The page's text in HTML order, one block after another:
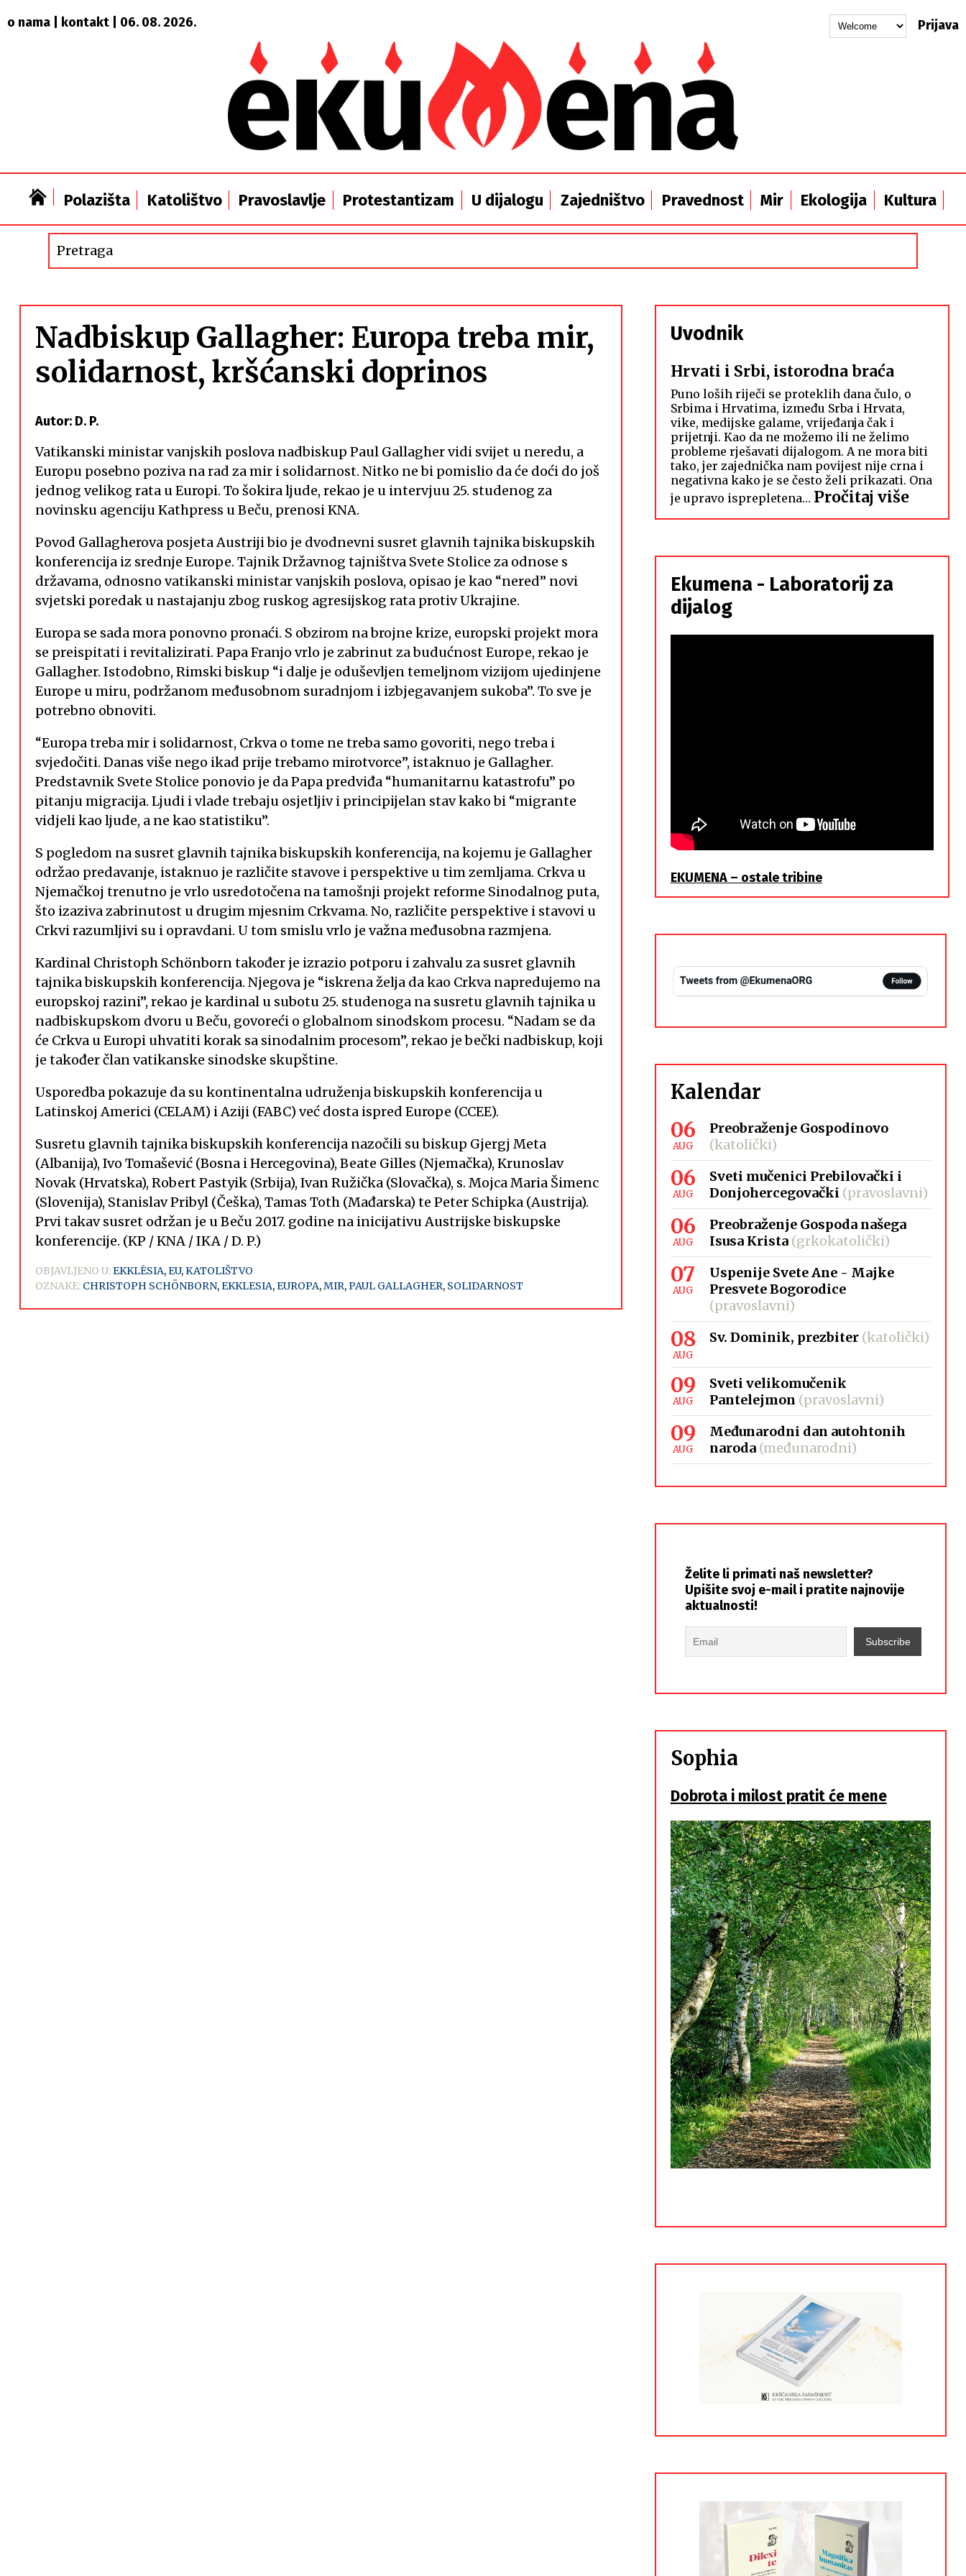
o nama kontakt | 06. 08. 2026. Prijava
Polazišta Katolištvo Pravoslavlje Protestantizam U dijalogu Zajedništvo Pravednost Mir Ekologija Kultura
Nadbiskup Gallagher: Europa treba mir,
solidarnost, kršćanski doprinos
Autor: D. P.
Vatikanski ministar vanjskih poslova nadbiskup Paul Gallagher vidi svijet u neredu, a
Europu posebno poziva na rad za mir i solidarnost. Nitko ne bi pomislio da će doći do još
jednog velikog rata u Europi. To šokira ljude, rekao je u intervjuu 25. studenog za
novinsku agenciju Kathpress u Beču, prenosi KNA.
Povod Gallagherova posjeta Austriji bio je dvodnevni susret glavnih tajnika biskupskih
konferencija iz srednje Europe. Tajnik Državnog tajništva Svete Stolice za odnose s
državama, odnosno vatikanski ministar vanjskih poslova, opisao je kao “nered” novi
svjetski poredak u nastajanju zbog ruskog agresijskog rata protiv Ukrajine.
Europa se sada mora ponovno pronaći. S obzirom na brojne krize, europski projekt mora
se preispitati i revitalizirati. Papa Franjo vrlo je zabrinut za budućnost Europe, rekao je
Gallagher. Istodobno, Rimski biskup “i dalje je oduševljen temeljnom vizijom ujedinjene
Europe u miru, podržanom međusobnom suradnjom i izbjegavanjem sukoba”. To sve je
potrebno obnoviti.
“Europa treba mir i solidarnost, Crkva o tome ne treba samo govoriti, nego treba i
svjedočiti. Danas više nego ikad prije trebamo mirotvorce”, istaknuo je Gallagher.
Predstavnik Svete Stolice ponovio je da Papa predviđa “humanitarnu katastrofu” po
pitanju migracija. Ljudi i vlade trebaju osjetljiv i principijelan stav kako bi “migrante
vidjeli kao ljude, a ne kao statistiku”.
S pogledom na susret glavnih tajnika biskupskih konferencija, na kojemu je Gallagher
održao predavanje, istaknuo je različite stavove i perspektive u tim zemljama. Crkva u
Njemačkoj trenutno je vrlo usredotočena na tamošnji projekt reforme Sinodalnog puta,
što izaziva zabrinutost u drugim mjesnim Crkvama. No, različite perspektive i stavovi u
Crkvi razumljivi su i opravdani. U tom smislu vrlo je važna međusobna razmjena.
Kardinal Christoph Schönborn također je izrazio potporu i zahvalu za susret glavnih
tajnika biskupskih konferencija. Njegova je “iskrena želja da kao Crkva napredujemo na
europskoj razini”, rekao je kardinal u subotu 25. studenoga na susretu glavnih tajnika u
nadbiskupskom dvoru u Beču, govoreći o globalnom sinodskom procesu. “Nadam se da
će Crkva u Europi uhvatiti korak sa sinodalnim procesom”, rekao je bečki nadbiskup, koji
je također član vatikanske sinodske skupštine.
Usporedba pokazuje da su kontinentalna udruženja biskupskih konferencija u
Latinskoj Americi (CELAM) i Aziji (FABC) već dosta ispred Europe (CCEE).
Susretu glavnih tajnika biskupskih konferencija nazočili su biskup Gjergj Meta
(Albanija), Ivo Tomašević (Bosna i Hercegovina), Beate Gilles (Njemačka), Krunoslav
Novak (Hrvatska), Robert Pastyik (Srbija), Ivan Ružička (Slovačka), s. Mojca Maria Šimenc
(Slovenija), Stanislav Pribyl (Češka), Tamas Toth (Mađarska) te Peter Schipka (Austrija).
Prvi takav susret održan je u Beču 2017. godine na inicijativu Austrijske biskupske
konferencije. (KP / KNA / IKA / D. P.)
OBJAVLJENO U:EKKLĒSIA,EU,KATOLIŠTVO
OZNAKE: CHRISTOPH SCHÖNBORN,EKKLESIA,EUROPA,MIR,PAUL GALLAGHER, SOLIDARNOST
Uvodnik
Hrvati i Srbi, istorodna braća
Puno loših riječi se proteklih dana čulo, o
Srbima i Hrvatima, između Srba i Hrvata,
vike, medijske galame, vrijeđanja čak i
prijetnji. Kao da ne možemo ili ne želimo
probleme rješavati dijalogom. A ne mora biti
tako, jer zajednička nam povijest nije crna i
negativna kako je se često želi prikazati. Ona
je upravo isprepletena… Pročitaj više:
Hrvati
Srbi,
Ekumena - Laboratorij za
dijalog
EKUMENA – ostale tribine
Kalendar
06
AUG
Preobraženje Gospodinovo
(katolički)
06
AUG
Sveti mučenici Prebilovački i
Donjohercegovački (pravoslavni)
06
AUG
Preobraženje Gospoda našega
Isusa Krista (grkokatolički)
07
AUG
Uspenije Svete Ane - Majke
Presvete Bogorodice
(pravoslavni)
08
AUG
Sv. Dominik, prezbiter (katolički)
09
AUG
Sveti velikomučenik
Pantelejmon (pravoslavni)
09
AUG
Međunarodni dan autohtonih
naroda (međunarodni)
Želite li primati naš newsletter?
Upišite svoj e-mail i pratite najnovije
aktualnosti!
Sophia
Dobrota i milost pratit će mene